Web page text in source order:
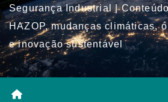
Segurança Industrial |
HAZOP, mudanças climáticas,
e inovação sustentável